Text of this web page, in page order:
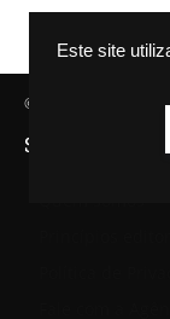
Este site
© Agência GBC. Aqui
SAIBA MAIS